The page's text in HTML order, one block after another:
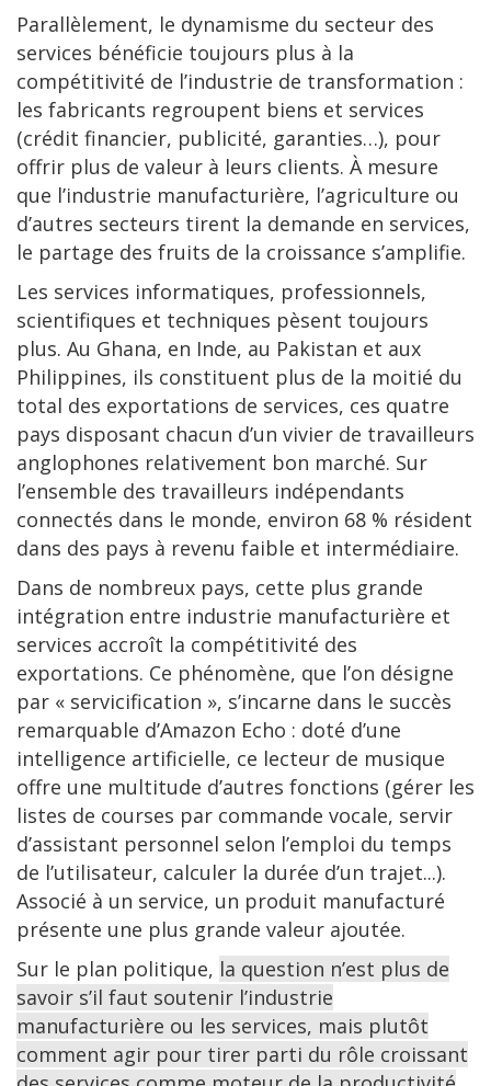
Parallèlement, le dynamisme du secteur des
services bénéficie toujours plus à la
compétitivité de l’industrie de transformation :
les fabricants regroupent biens et services
(crédit financier, publicité, garanties…), pour
offrir plus de valeur à leurs clients. À mesure
que l’industrie manufacturière, l’agriculture ou
d’autres secteurs tirent la demande en services,
le partage des fruits de la croissance s’amplifie.
Les services informatiques, professionnels,
scientifiques et techniques pèsent toujours
plus. Au Ghana, en Inde, au Pakistan et aux
Philippines, ils constituent plus de la moitié du
total des exportations de services, ces quatre
pays disposant chacun d’un vivier de travailleurs
anglophones relativement bon marché. Sur
l’ensemble des travailleurs indépendants
connectés dans le monde, environ 68 % résident
dans des pays à revenu faible et intermédiaire.
Dans de nombreux pays, cette plus grande
intégration entre industrie manufacturière et
services accroît la compétitivité des
exportations. Ce phénomène, que l’on désigne
par « servicification », s’incarne dans le succès
remarquable d’Amazon Echo : doté d’une
intelligence artificielle, ce lecteur de musique
offre une multitude d’autres fonctions (gérer les
listes de courses par commande vocale, servir
d’assistant personnel selon l’emploi du temps
de l’utilisateur, calculer la durée d’un trajet...).
Associé à un service, un produit manufacturé
présente une plus grande valeur ajoutée.
Sur le plan politique, la question n’est plus de
savoir s’il faut soutenir l’industrie
manufacturière ou les services, mais plutôt
comment agir pour tirer parti du rôle croissant